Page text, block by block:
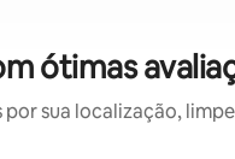
ótimas
sua localização,